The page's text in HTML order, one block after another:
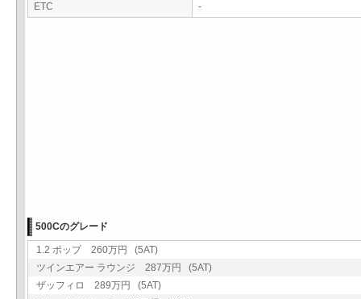
ETC -
500Cのグレード
1.2 ポップ 260万円 (5AT)
ツインエアー ラウンジ 287万円 (5AT)
ザッフィロ 289万円 (5AT)